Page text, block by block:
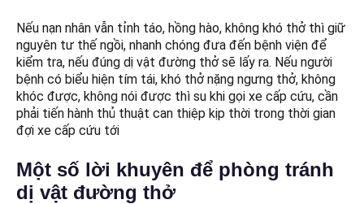
Nếu nạn nhân vẫn tỉnh táo, hồng hào, không khó thở thì giữ
nguyên tư thế ngồi, nhanh chóng đưa đến bệnh viện để
kiểm tra, nếu đúng dị vật đường thở sẽ lấy ra. Nếu người
bệnh có biểu hiện tím tái, khó thở nặng ngưng thở, không
khóc được, không nói được thì su khi gọi xe cấp cứu, cần
phải tiến hành thủ thuật can thiệp kịp thời trong thời gian
đợi xe cấp cứu tới
Một số lời khuyên để phòng tránh
dị vật đường thở